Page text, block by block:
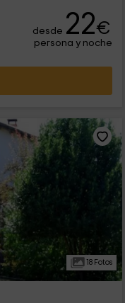
desde 22€
persona y noche
18 Fotos